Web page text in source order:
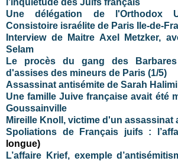
Une délégation de l'Orthodox
Consistoire israélite de Paris Ile-de-
Interview de Maitre Axel Metzker,
Selam
Le procès du gang des
d'assises des mineurs de Paris (1/5)
Assassinat antisémite de Sarah Halimi
Une famille Juive française avait été
Goussainville
Mireille Knoll, victime d'un assassinat
Spoliations de Français juifs :
longue)
L’affaire Krief, exemple